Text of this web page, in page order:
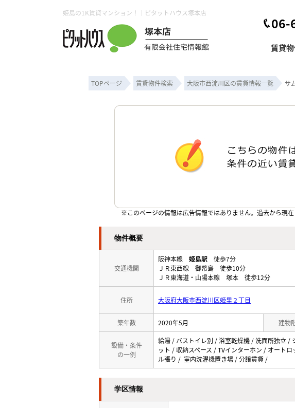
姫島の1K賃貸マンション！｜ピタットハウス塚本店
06-
賃貸
TOPページ 賃貸物件検索 大阪市西淀川区の賃貸情報一覧 サ
※このページの情報は広告情報ではありません。過去から現
物件概要
交通機関
阪神本線 姫島駅 徒歩7分
ＪＲ東西線 御幣島 徒歩10分
ＪＲ東海道・山陽本線 塚本 徒歩12分
住所 大阪府大阪市西淀川区姫里２丁目
築年数 2020年5月 建物
設備・条件
の一例
給湯 / バストイレ別 / 浴室乾燥機 / 洗面所独立 /
ット / 収納スペース / TVインターホン / オート
ル張り / 室内洗濯機置き場 / 分譲賃貸 /
学区情報